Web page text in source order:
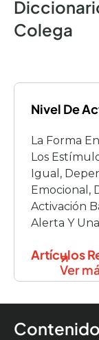
Colega
Nivel De
La Forma
Los
Igual,
Emocional,
Activación
Alerta Y
Un Estado
Artículos
Ver